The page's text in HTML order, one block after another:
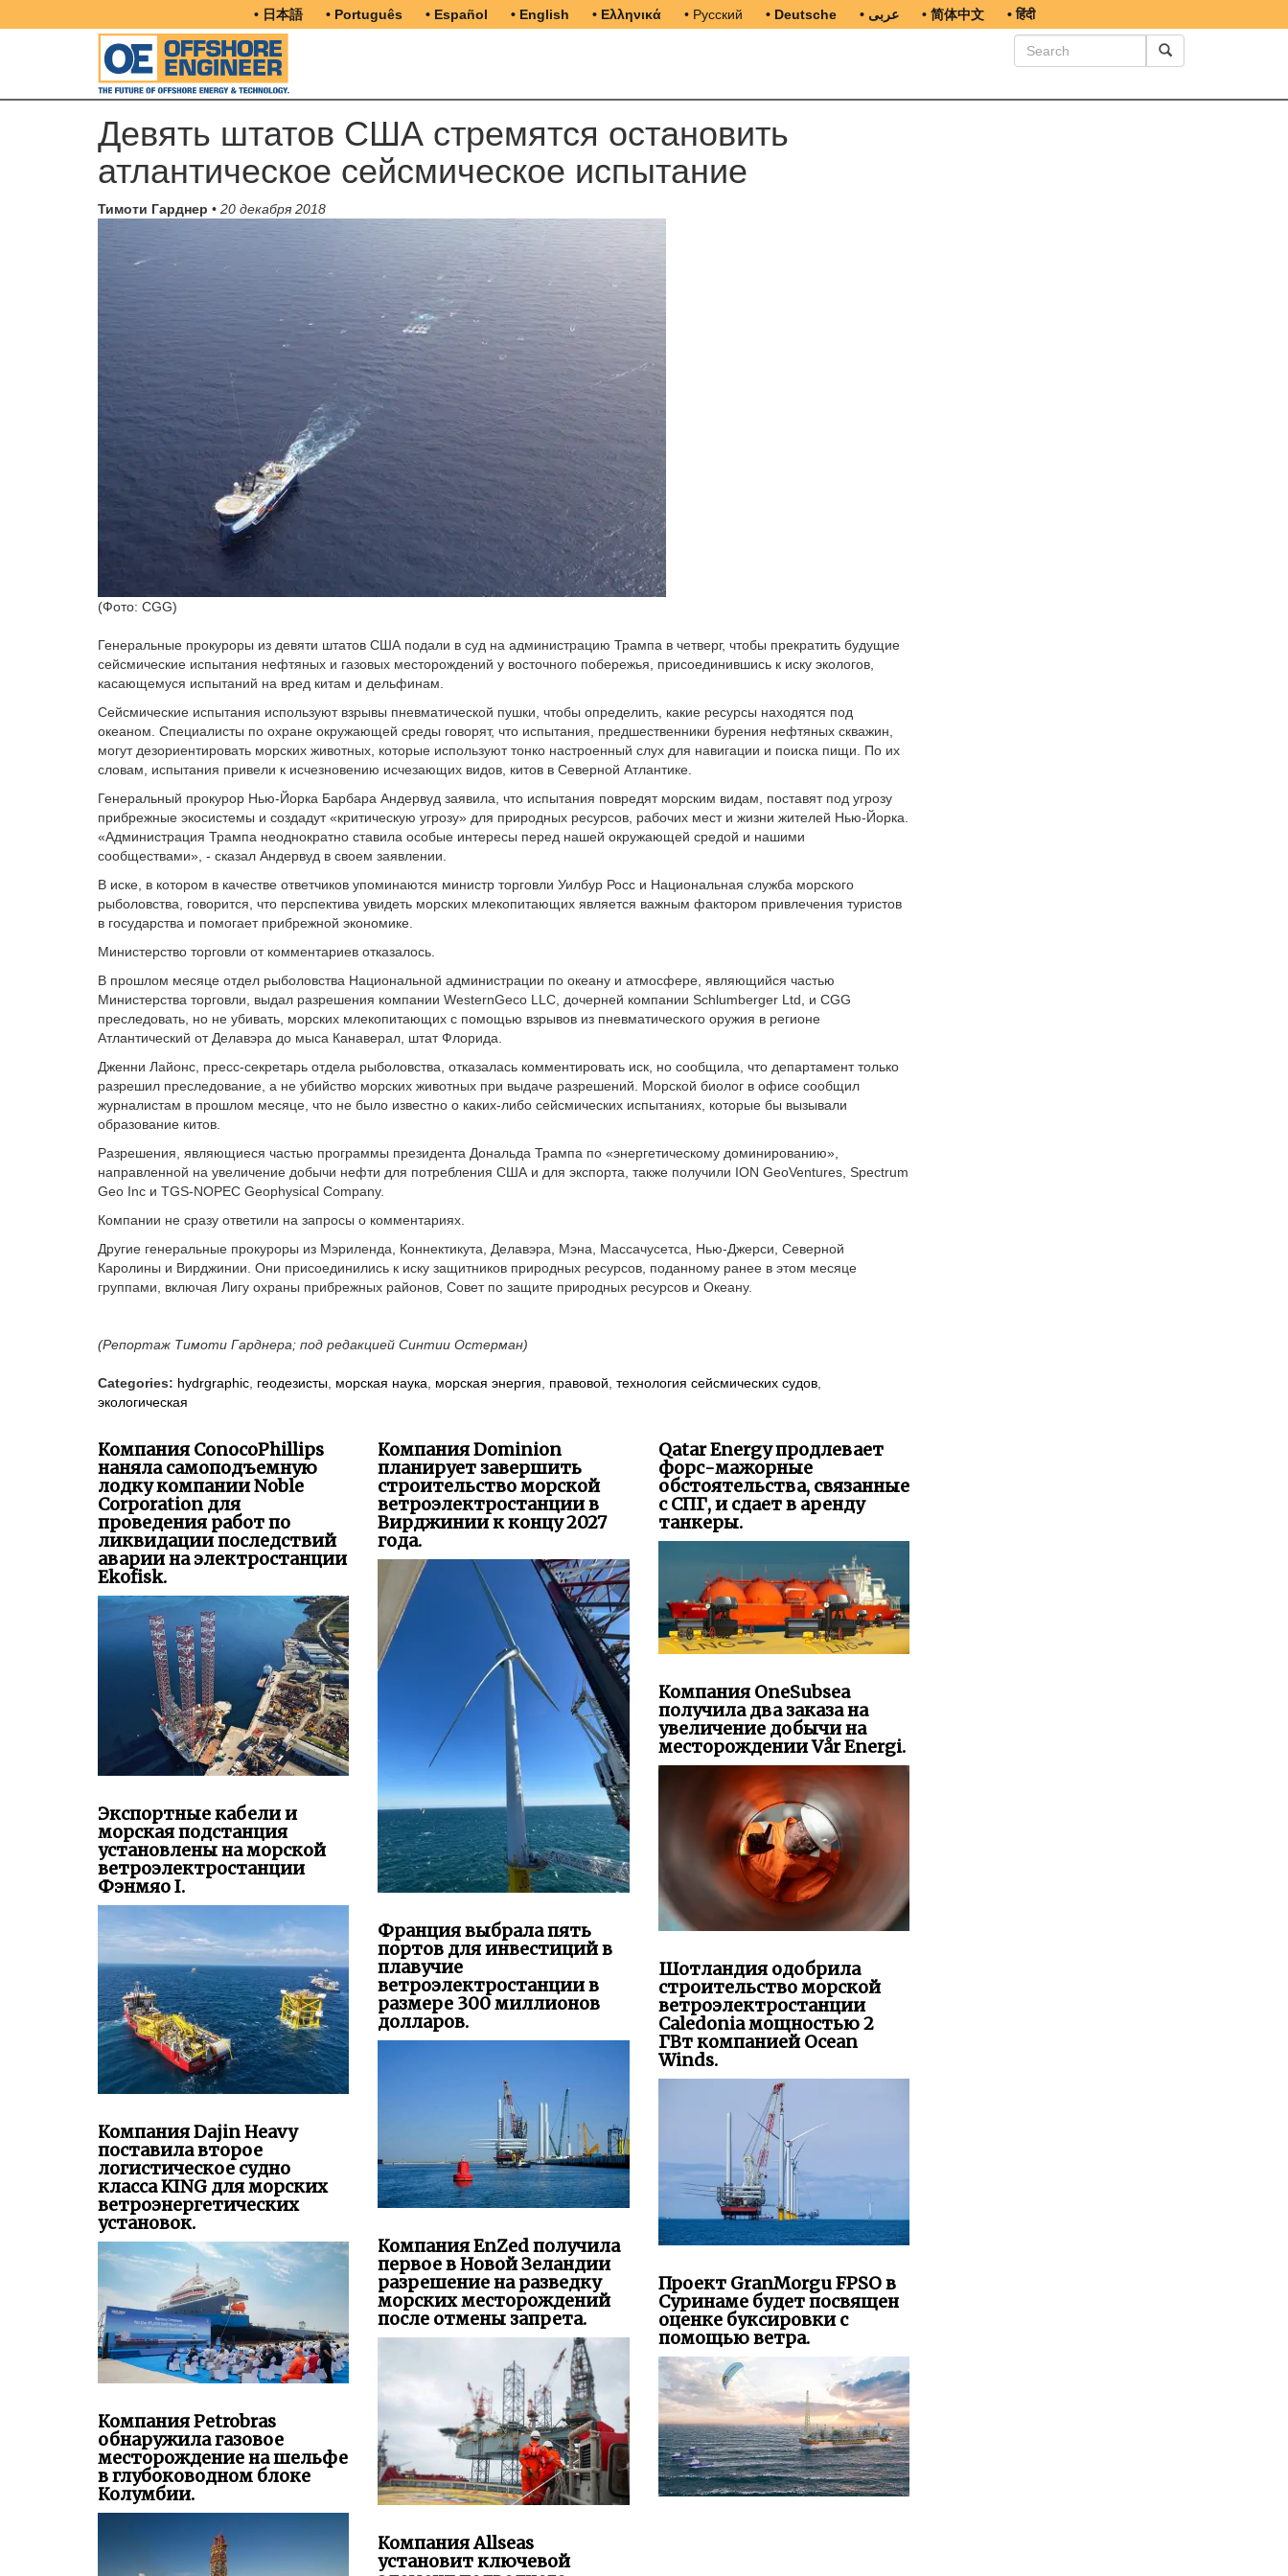
• 日本語 • Português • Español • English • Ελληνικά • Русский • Deutsche • عربى • 简体中文 • हिंदी
Девять штатов США стремятся остановить
атлантическое сейсмическое испытание
Тимоти Гарднер • 20 декабря 2018
(Фото: CGG)
Генеральные прокуроры из девяти штатов США подали в суд на администрацию Трампа в четверг, чтобы прекратить будущие
сейсмические испытания нефтяных и газовых месторождений у восточного побережья, присоединившись к иску экологов,
касающемуся испытаний на вред китам и дельфинам.
Сейсмические испытания используют взрывы пневматической пушки, чтобы определить, какие ресурсы находятся под
океаном. Специалисты по охране окружающей среды говорят, что испытания, предшественники бурения нефтяных скважин,
могут дезориентировать морских животных, которые используют тонко настроенный слух для навигации и поиска пищи. По их
словам, испытания привели к исчезновению исчезающих видов, китов в Северной Атлантике.
Генеральный прокурор Нью-Йорка Барбара Андервуд заявила, что испытания повредят морским видам, поставят под угрозу
прибрежные экосистемы и создадут «критическую угрозу» для природных ресурсов, рабочих мест и жизни жителей Нью-Йорка.
«Администрация Трампа неоднократно ставила особые интересы перед нашей окружающей средой и нашими
сообществами», - сказал Андервуд в своем заявлении.
В иске, в котором в качестве ответчиков упоминаются министр торговли Уилбур Росс и Национальная служба морского
рыболовства, говорится, что перспектива увидеть морских млекопитающих является важным фактором привлечения туристов
в государства и помогает прибрежной экономике.
Министерство торговли от комментариев отказалось.
В прошлом месяце отдел рыболовства Национальной администрации по океану и атмосфере, являющийся частью
Министерства торговли, выдал разрешения компании WesternGeco LLC, дочерней компании Schlumberger Ltd, и CGG
преследовать, но не убивать, морских млекопитающих с помощью взрывов из пневматического оружия в регионе
Атлантический от Делавэра до мыса Канаверал, штат Флорида.
Дженни Лайонс, пресс-секретарь отдела рыболовства, отказалась комментировать иск, но сообщила, что департамент только
разрешил преследование, а не убийство морских животных при выдаче разрешений. Морской биолог в офисе сообщил
журналистам в прошлом месяце, что не было известно о каких-либо сейсмических испытаниях, которые бы вызывали
образование китов.
Разрешения, являющиеся частью программы президента Дональда Трампа по «энергетическому доминированию»,
направленной на увеличение добычи нефти для потребления США и для экспорта, также получили ION GeoVentures, Spectrum
Geo Inc и TGS-NOPEC Geophysical Company.
Компании не сразу ответили на запросы о комментариях.
Другие генеральные прокуроры из Мэриленда, Коннектикута, Делавэра, Мэна, Массачусетса, Нью-Джерси, Северной
Каролины и Вирджинии. Они присоединились к иску защитников природных ресурсов, поданному ранее в этом месяце
группами, включая Лигу охраны прибрежных районов, Совет по защите природных ресурсов и Океану.
(Репортаж Тимоти Гарднера; под редакцией Синтии Остерман)
Categories: hydrgraphic геодезисты морская наука морская энергия правовой технология сейсмических судов
экологическая
Компания ConocoPhillips
наняла самоподъемную
лодку компании Noble
Corporation для
проведения работ по
ликвидации последствий
аварии на электростанции
Ekofisk.
Экспортные кабели и
морская подстанция
установлены на морской
ветроэлектростанции
Фэнмяо I.
Компания Dajin Heavy
поставила второе
логистическое судно
класса KING для морских
ветроэнергетических
установок.
Компания Petrobras
обнаружила газовое
месторождение на шельфе
в глубоководном блоке
Колумбии.
Компания Dominion
планирует завершить
строительство морской
ветроэлектростанции в
Вирджинии к концу 2027
года.
Франция выбрала пять
портов для инвестиций в
плавучие
ветроэлектростанции в
размере 300 миллионов
долларов.
Компания EnZed получила
первое в Новой Зеландии
разрешение на разведку
морских месторождений
после отмены запрета.
Компания Allseas
установит ключевой
Qatar Energy продлевает
форс-мажорные
обстоятельства, связанные
с СПГ, и сдает в аренду
танкеры.
Компания OneSubsea
получила два заказа на
увеличение добычи на
месторождении Vår Energi.
Шотландия одобрила
строительство морской
ветроэлектростанции
Caledonia мощностью 2
ГВт компанией Ocean
Winds.
Проект GranMorgu FPSO в
Суринаме будет посвящен
оценке буксировки с
помощью ветра.